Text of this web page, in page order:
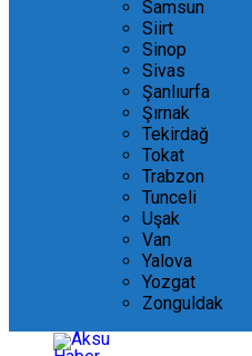
Samsun
Siirt
Sinop
Sivas
Şanlıurfa
Şırnak
Tekirdağ
Tokat
Trabzon
Tunceli
Uşak
Van
Yalova
Yozgat
Zonguldak